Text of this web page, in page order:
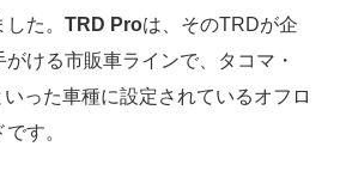
た。 TRD Proは、そのTRDが企
ける市販車ラインで、タコマ・
った車種に設定されているオフロ
す。